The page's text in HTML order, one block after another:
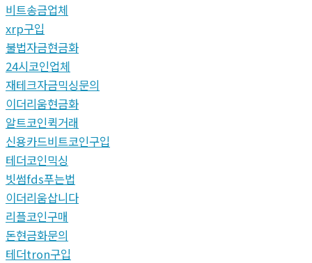
비트송금업체
xrp구입
불법자금현금화
24시코인업체
재테크자금믹싱문의
이더리움현금화
알트코인퀵거래
신용카드비트코인구입
테더코인믹싱
빗썸fds푸는법
이더리움삽니다
리플코인구매
돈현금화문의
테더tron구입